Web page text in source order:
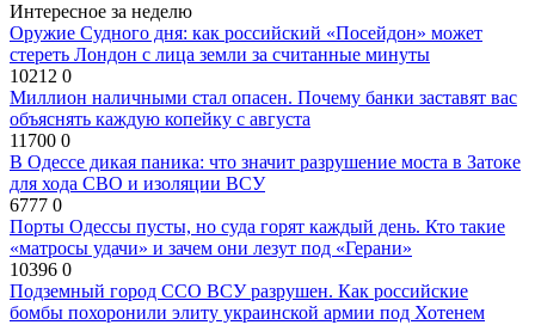
Интересное за неделю
Оружие Судного дня: как российский «Посейдон» может
стереть Лондон с лица земли за считанные минуты
10212 0
Миллион наличными стал опасен. Почему банки заставят вас
объяснять каждую копейку с августа
11700 0
В Одессе дикая паника: что значит разрушение моста в Затоке
для хода СВО и изоляции ВСУ
6777 0
Порты Одессы пусты, но суда горят каждый день. Кто такие
«матросы удачи» и зачем они лезут под «Герани»
10396 0
Подземный город ССО ВСУ разрушен. Как российские
бомбы похоронили элиту украинской армии под Хотенем